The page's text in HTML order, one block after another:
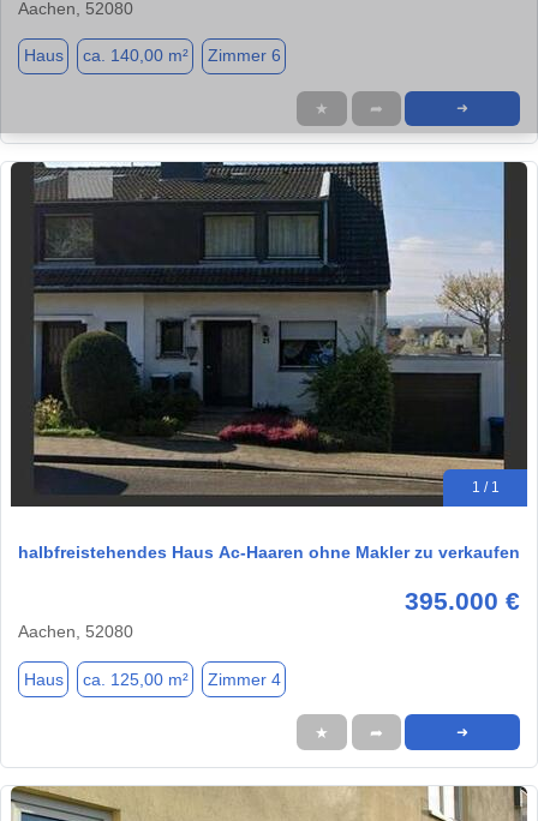
Aachen, 52080
Haus ca. 140,00 m² Zimmer 6
★ ➦ ➜
1 / 1
halbfreistehendes Haus Ac-Haaren ohne Makler zu verkaufen
395.000 €
Aachen, 52080
Haus ca. 125,00 m² Zimmer 4
★ ➦ ➜